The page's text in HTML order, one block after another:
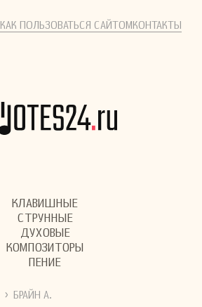
КАК ПОЛЬЗОВАТЬСЯ САЙТОМКОНТАКТЫ
КЛАВИШНЫЕ
СТРУННЫЕ
ДУХОВЫЕ
КОМПОЗИТОРЫ
ПЕНИЕ
› БРАЙН А.